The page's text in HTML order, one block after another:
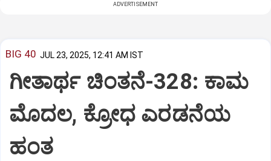
ADVERTISEMENT
BIG 40 JUL 23, 2025, 12:41 AM IST
ಗೀತಾರ್ಥ ಚಿಂತನೆ-328: ಕಾಮ
ಮೊದಲ, ಕ್ರೋಧ ಎರಡನೆಯ
ಹಂತ